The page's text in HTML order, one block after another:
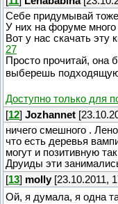
Себе придумывай
У них на форуме много
Вот у нас скачать эту
27
Просто прочитай, она
выберешь
Доступно только для
[12] Jozhannet
ничего смешного .
что есть деревья
могут и позитивную
Друиды эти
[13] molly [23.10.2011,
Ой, я думала, я одна